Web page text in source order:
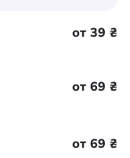
от 39 ₴
от 69 ₴
от 69 ₴